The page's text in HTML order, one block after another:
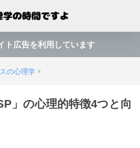
ト広告を利用しています
の心理学
」の心理的特徴4つと向